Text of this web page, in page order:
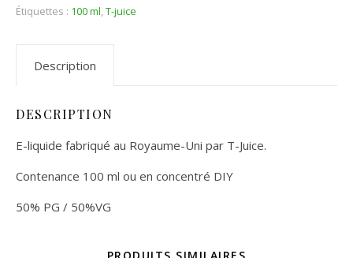
Étiquettes : 100 ml,T-juice
Description
DESCRIPTION
E-liquide fabriqué au Royaume-Uni par T-Juice.
Contenance 100 ml ou en concentré DIY
50% PG / 50%VG